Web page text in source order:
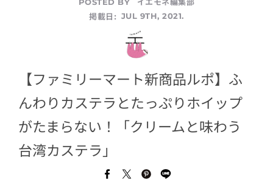
掲載日: JUL 9TH, 2021.
【ファミリーマート新商品ルポ】ふ
んわりカステラとたっぷりホイップ
がたまらない！「クリームと味わう
台湾カステラ」